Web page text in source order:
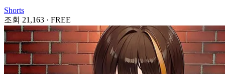
Shorts
조회 21,163 · FREE